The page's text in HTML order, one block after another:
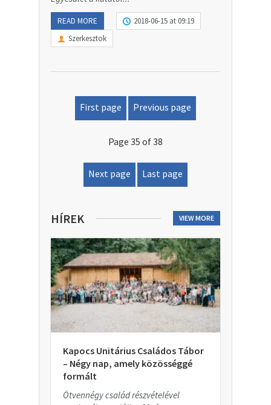
READ MORE
2018-06-15 at 09:19
Szerkesztok
First page Previous page
Page 35 of 38
Next page Last page
HÍREK VIEW MORE
Kapocs Unitárius Családos Tábor
– Négy nap, amely közösséggé
formált
Ötvennégy család részvételével